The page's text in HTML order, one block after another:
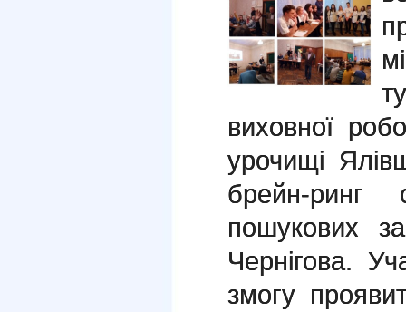
виховної
урочищі
брейн-
пошукових
Чернігова.
змогу